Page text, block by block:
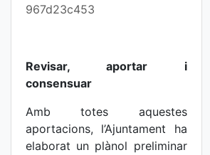
967d23c453
Revisar, aportar i
consensuar
Amb totes aquestes
aportacions, l’Ajuntament ha
elaborat un plànol preliminar